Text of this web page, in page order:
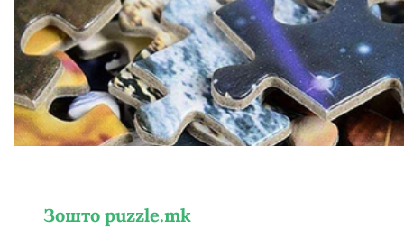
Зошто puzzle.mk